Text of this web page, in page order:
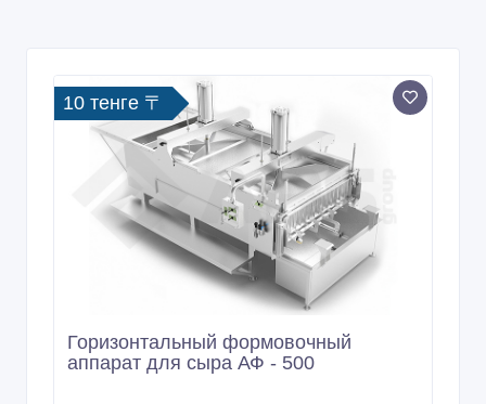
10 тенге 〒
Горизонтальный формовочный
аппарат для сыра АФ - 500